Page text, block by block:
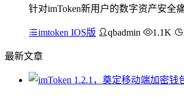
针对imToken新用户的数字资产安全
imtoken IOS版 qbadmin 1.1K
最新文章